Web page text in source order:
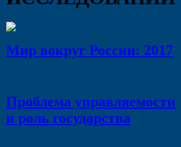
Мир вокруг России: 2017
Проблема управляемости
и роль государства